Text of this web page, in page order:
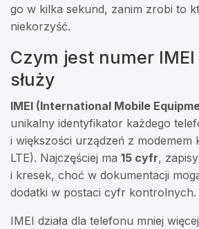
go w kilka sekund, zanim zrobi to
niekorzyść.
Czym jest numer
służy
IMEI (International Mobile
unikalny identyfikator każdego
i większości urządzeń z modemem
LTE). Najczęściej ma 15 cyfr,
i kresek, choć w dokumentacji
dodatki w postaci cyfr kontrolnych.
IMEI działa dla telefonu mniej